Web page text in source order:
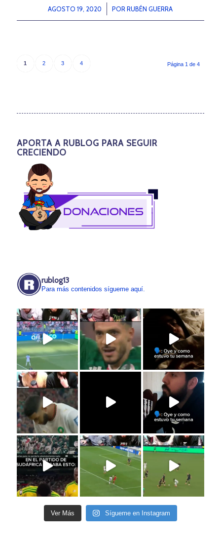
AGOSTO 19, 2020
/ PORRUBÉN GUERRA
Página 1 de 4
1 2 3 4
APORTA A RUBLOG PARA SEGUIR
CRECIENDO
rublog13
Para más contenidos sígueme aquí.
Ver Más Sígueme en Instagram